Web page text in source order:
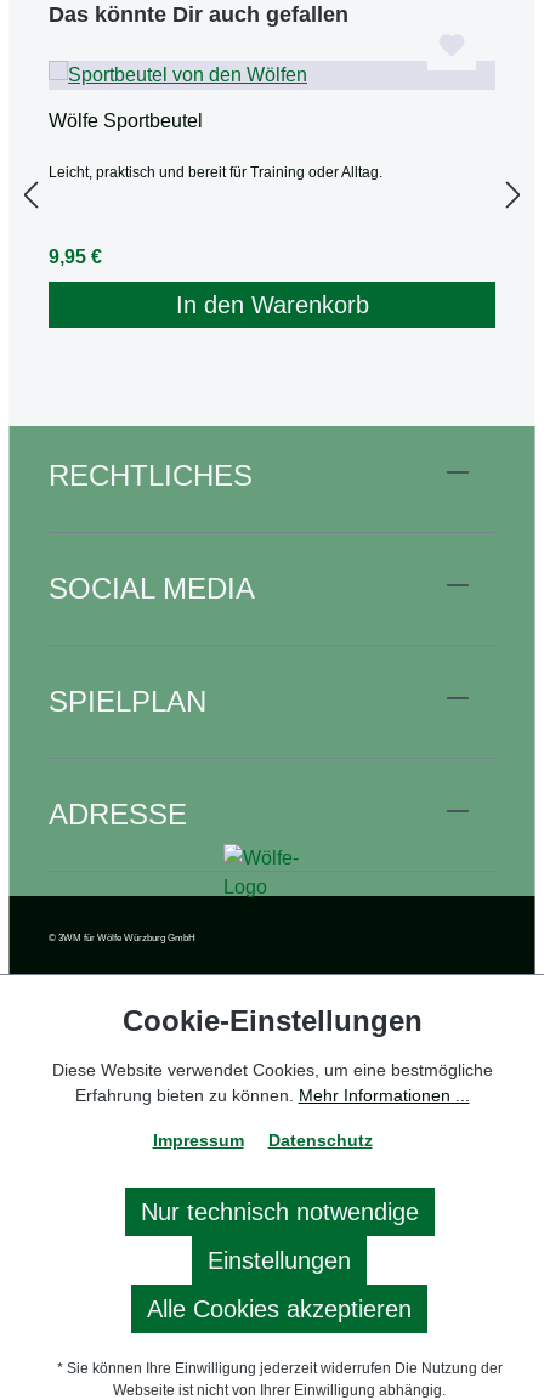
Produktgalerie überspringen
Das könnte Dir auch gefallen
Wölfe Sportbeutel
Leicht, praktisch und bereit für Training oder Alltag.
Regulärer Preis:
9,95 €
In den Warenkorb
RECHTLICHES
SOCIAL MEDIA
SPIELPLAN
ADRESSE
© 3WM für Wölfe Würzburg GmbH
Cookie‑Einstellungen
Diese Website verwendet Cookies, um eine bestmögliche
Erfahrung bieten zu können. Mehr Informationen ...
Impressum Datenschutz
Nur technisch notwendige
Einstellungen
Alle Cookies akzeptieren
* Sie können Ihre Einwilligung jederzeit widerrufen Die Nutzung der
Webseite ist nicht von Ihrer Einwilligung abhängig.